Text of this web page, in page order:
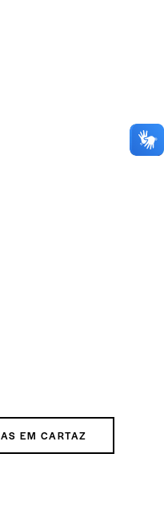
EM CARTAZ